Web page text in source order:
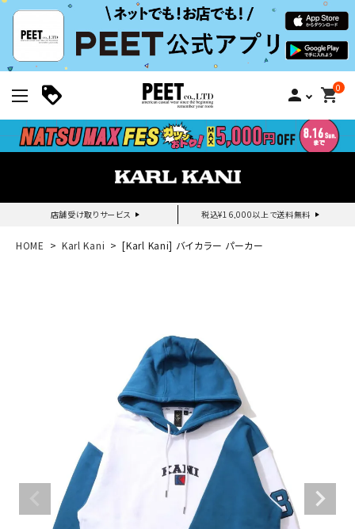
person 0
shopping_cart
店舗受け取りサービス 税込¥16,000以上で送料無料
新規会員登録｜ログイン
search
ブランドメニュー
スタイリング
HOME Karl Kani [Karl Kani] バイカラー パーカー